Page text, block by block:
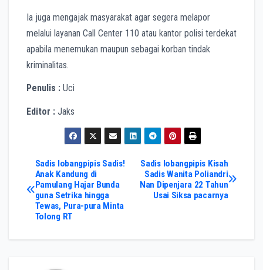
Ia juga mengajak masyarakat agar segera melapor
melalui layanan Call Center 110 atau kantor polisi terdekat
apabila menemukan maupun sebagai korban tindak
kriminalitas.
Penulis : Uci
Editor : Jaks
Post
navigation
Sadis lobangpipis Kisah
Sadis Wanita Poliandri
Nan Dipenjara 22 Tahun
Usai Siksa pacarnya
Sadis lobangpipis Sadis!
Anak Kandung di
Pamulang Hajar Bunda
guna Setrika hingga
Tewas, Pura-pura Minta
Tolong RT